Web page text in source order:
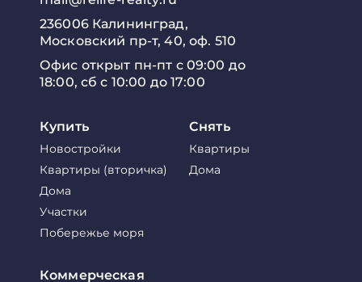
236006 Калининград,
Московский пр-т, 40, оф. 510
Офис открыт пн-пт с 09:00 до
18:00, сб с 10:00 до 17:00
Купить
Новостройки
Квартиры (вторичка)
Дома
Участки
Побережье моря
Снять
Квартиры
Дома
Коммерческая